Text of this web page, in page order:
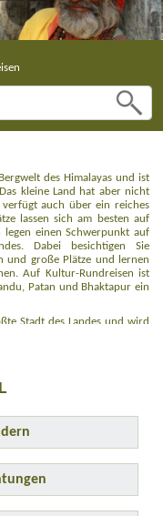
des Himalayas und ist
kleine Land hat aber nicht
auch über ein reiches
lassen sich am besten auf
legen einen Schwerpunkt auf
Dabei besichtigen Sie
und große Plätze und lernen
Auf Kultur-Rundreisen ist
Patan und Bhaktapur ein
Stadt des Landes und wird
es zahlreiche historische
erklärt wurde.
wird auch als „Affentempel“
in der KönigsstadtPatanein.
Lediglich der Bagmati-Fluss
Königsstädten gibt es
Königspalast sowie